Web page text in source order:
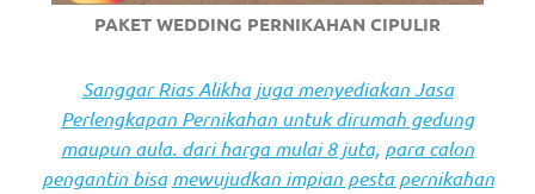
PAKET WEDDING PERNIKAHAN CIPULIR
Sanggar Rias Alikha juga menyediakan Jasa
Perlengkapan Pernikahan untuk dirumah gedung
maupun aula. dari harga mulai 8 juta, para calon
pengantin bisa mewujudkan impian pesta pernikahan